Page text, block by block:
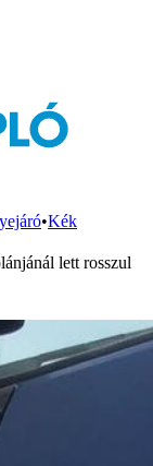
•Kék
lett rosszul